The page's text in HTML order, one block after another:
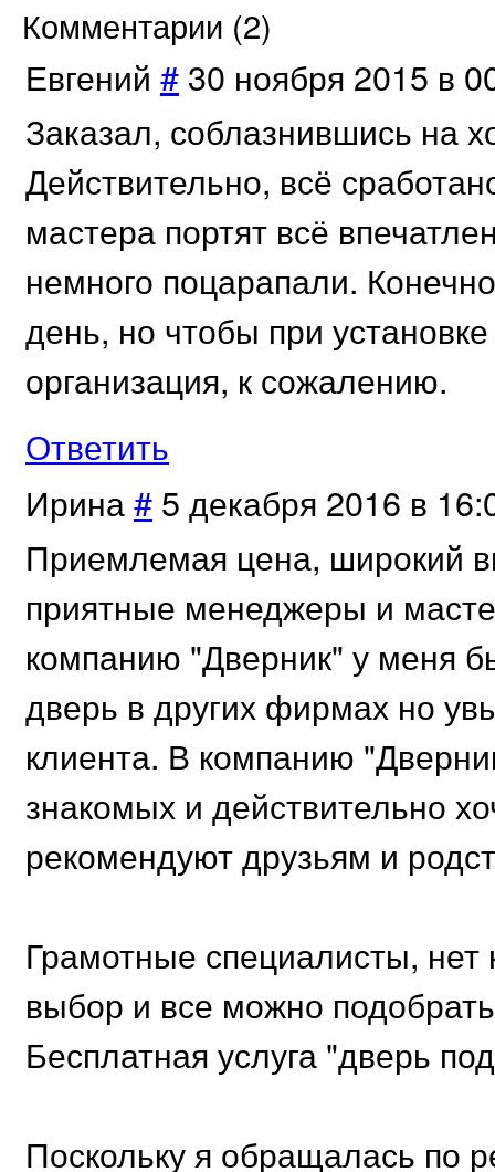
Комментарии (2)
Евгений # 30 ноября 2015 в
Заказал, соблазнившись на
Действительно, всё
мастера портят всё
немного поцарапали.
день, но чтобы при
организация, к сожалению.
Ответить
Ирина# 5 декабря 2016 в
Приемлемая цена, широкий
приятные менеджеры и
компанию "Дверник" у меня
дверь в других фирмах но
клиента. В компанию
знакомых и действительно
рекомендуют друзьям и
Грамотные специалисты,
выбор и все можно
Бесплатная услуга "дверь
Поскольку я обращалась по